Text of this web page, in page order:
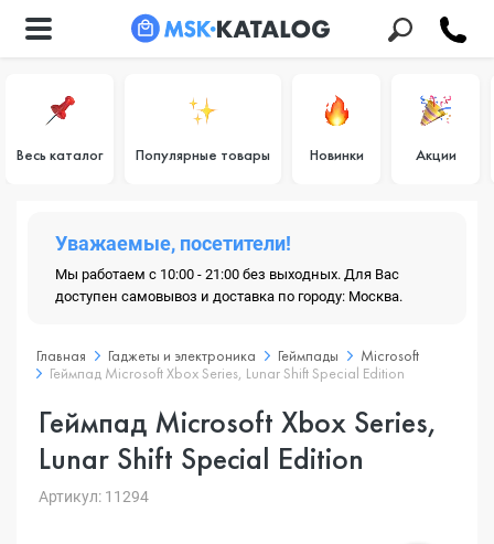
Весь каталог Популярные товары Новинки Акции
Уважаемые, посетители!
Мы работаем с 10:00 - 21:00 без выходных. Для Вас
доступен самовывоз и доставка по городу: Москва.
Главная Гаджеты и электроника Геймпады
Microsoft
Геймпад Microsoft Xbox Series, Lunar Shift Special Edition
Геймпад Microsoft Xbox Series,
Lunar Shift Special Edition
Артикул: 11294